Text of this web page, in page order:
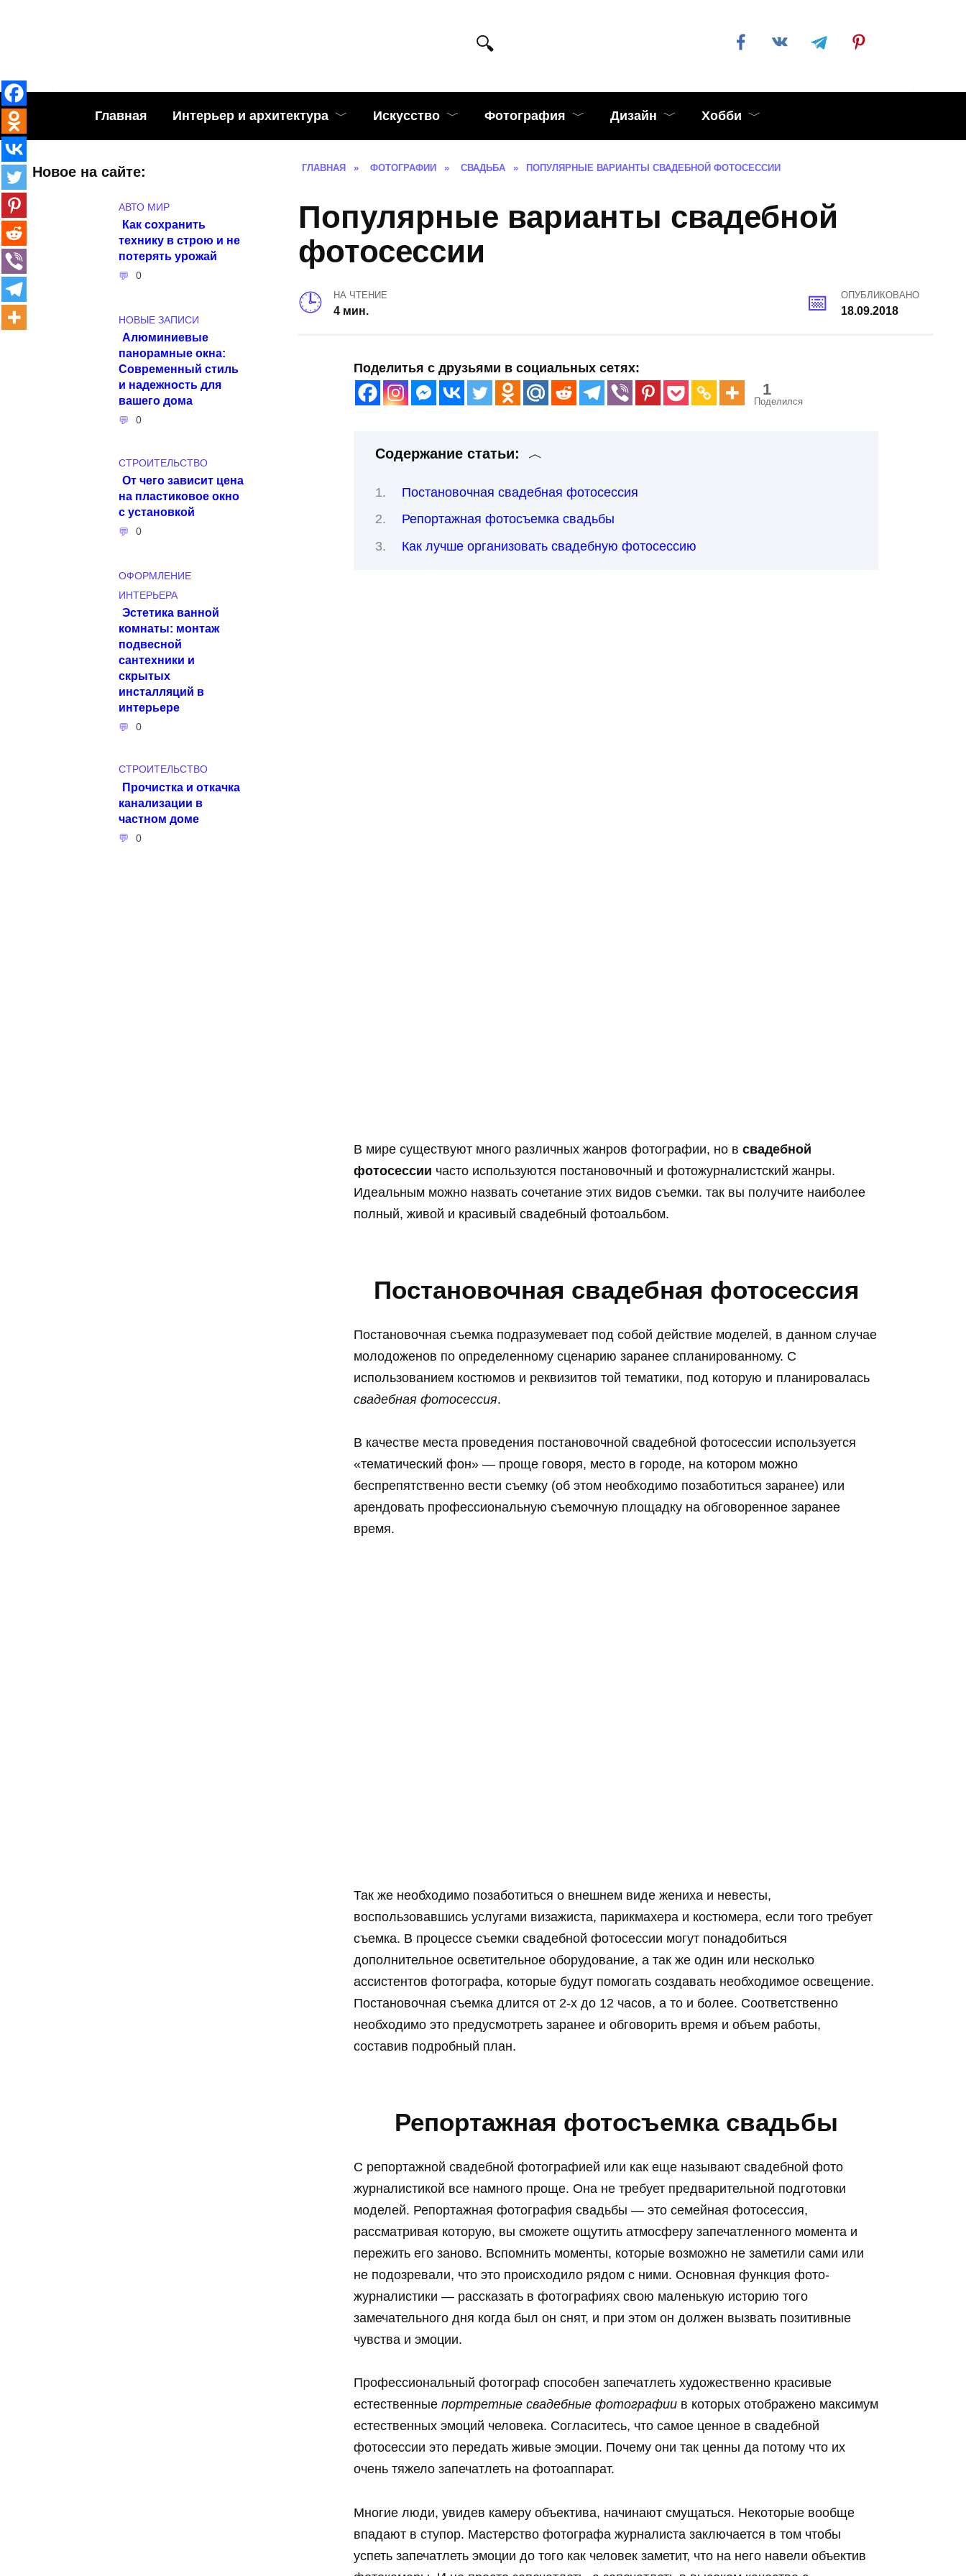
Главная Интерьер и архитектура Искусство Фотография Дизайн Хобби
ГЛАВНАЯ » ФОТОГРАФИИ » СВАДЬБА » ПОПУЛЯРНЫЕ ВАРИАНТЫ СВАДЕБНОЙ ФОТОСЕССИИ
Популярные варианты свадебной
фотосессии
НА ЧТЕНИЕ
4 мин.
ОПУБЛИКОВАНО
18.09.2018
Поделитья с друзьями в социальных сетях:
1
Поделился
Содержание статьи:
Постановочная свадебная фотосессия
Репортажная фотосъемка свадьбы
Как лучше организовать свадебную фотосессию
В мире существуют много различных жанров фотографии, но в свадебной
фотосессии часто используются постановочный и фотожурналистский жанры.
Идеальным можно назвать сочетание этих видов съемки. так вы получите наиболее
полный, живой и красивый свадебный фотоальбом.
Постановочная свадебная фотосессия
Постановочная съемка подразумевает под собой действие моделей, в данном случае
молодоженов по определенному сценарию заранее спланированному. С
использованием костюмов и реквизитов той тематики, под которую и планировалась
свадебная фотосессия.
В качестве места проведения постановочной свадебной фотосессии используется
«тематический фон» — проще говоря, место в городе, на котором можно
беспрепятственно вести съемку (об этом необходимо позаботиться заранее) или
арендовать профессиональную съемочную площадку на обговоренное заранее
время.
Так же необходимо позаботиться о внешнем виде жениха и невесты,
воспользовавшись услугами визажиста, парикмахера и костюмера, если того требует
съемка. В процессе съемки свадебной фотосессии могут понадобиться
дополнительное осветительное оборудование, а так же один или несколько
ассистентов фотографа, которые будут помогать создавать необходимое освещение.
Постановочная съемка длится от 2-х до 12 часов, а то и более. Соответственно
необходимо это предусмотреть заранее и обговорить время и объем работы,
составив подробный план.
Репортажная фотосъемка свадьбы
С репортажной свадебной фотографией или как еще называют свадебной фото
журналистикой все намного проще. Она не требует предварительной подготовки
моделей. Репортажная фотография свадьбы — это семейная фотосессия,
рассматривая которую, вы сможете ощутить атмосферу запечатленного момента и
пережить его заново. Вспомнить моменты, которые возможно не заметили сами или
не подозревали, что это происходило рядом с ними. Основная функция фото-
журналистики — рассказать в фотографиях свою маленькую историю того
замечательного дня когда был он снят, и при этом он должен вызвать позитивные
чувства и эмоции.
Профессиональный фотограф способен запечатлеть художественно красивые
естественные портретные свадебные фотографии в которых отображено максимум
естественных эмоций человека. Согласитесь, что самое ценное в свадебной
фотосессии это передать живые эмоции. Почему они так ценны да потому что их
очень тяжело запечатлеть на фотоаппарат.
Многие люди, увидев камеру объектива, начинают смущаться. Некоторые вообще
впадают в ступор. Мастерство фотографа журналиста заключается в том чтобы
успеть запечатлеть эмоции до того как человек заметит, что на него навели объектив
Новое на сайте:
АВТО МИР
Как сохранить
технику в строю и не
потерять урожай
0
НОВЫЕ ЗАПИСИ
Алюминиевые
панорамные окна:
Современный стиль
и надежность для
вашего дома
0
СТРОИТЕЛЬСТВО
От чего зависит цена
на пластиковое окно
с установкой
0
ОФОРМЛЕНИЕ
ИНТЕРЬЕРА
Эстетика ванной
комнаты: монтаж
подвесной
сантехники и
скрытых
инсталляций в
интерьере
0
СТРОИТЕЛЬСТВО
Прочистка и откачка
канализации в
частном доме
0